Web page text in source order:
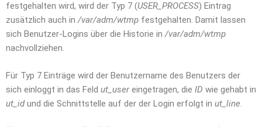
festgehalten wird, wird der Typ 7 (USER_PROCESS) Eintrag
zusätzlich auch in/var/adm/wtmp festgehalten. Damit lassen
sich Benutzer-Logins über die Historie in/var/adm/wtmp
nachvollziehen.
Für Typ 7 Einträge wird der Benutzername des Benutzers der
sich einloggt in das Feld ut_usereingetragen, die ID wie gehabt in
ut_idund die Schnittstelle auf der der Login erfolgt in ut_line